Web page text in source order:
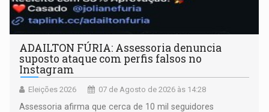
ADAILTON FÚRIA: Assessoria denuncia
suposto ataque com perfis falsos no
Instagram
Eleições 2026 07 de Agosto de 2026 às 14:28
Assessoria afirma que cerca de 10 mil seguidores